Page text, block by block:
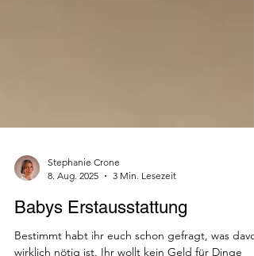
8. Aug. 2025
3 Min. Lesezeit
Babys Erstausstattung